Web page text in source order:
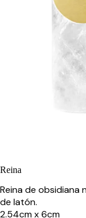
Reina
Reina de obsidiana
de latón.
2.54cm x 6cm